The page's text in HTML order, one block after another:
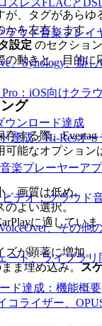
スレスFLACと
ラウド音楽プレイ
、Synology、新し
Pro：iOS向けクラ
ウンロード達成
達成：Hi-Resオー
楽プレーヤーア
ビデオ：クラウド
、その他
ード、ライブラリ
ド達成：機能概要
コライザー、
が、タグがあらゆ
かを左右します。
設定 のセクション
の動きと、目的に
グ
する際、Evertag
可能なオプション
画質は低め。
のよい選択。
に適していま
が顕著に増加。
ま埋め込み。ス